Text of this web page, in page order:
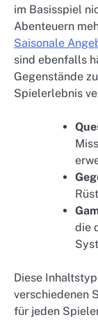
im Basisspiel
Abenteuern
Saisonale
sind ebenfalls
Gegenstände
Spielerlebnis
die
Diese
verschiedenen
für jeden